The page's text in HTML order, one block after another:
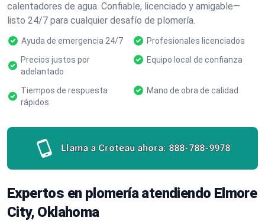
calentadores de agua. Confiable, licenciado y amigable—
listo 24/7 para cualquier desafío de plomería.
Ayuda de emergencia 24/7
Profesionales licenciados
Precios justos por
adelantado
Equipo local de confianza
Tiempos de respuesta
rápidos
Mano de obra de calidad
Llama a Croteau ahora: 888-788-9978
Expertos en plomería atendiendo Elmore
City, Oklahoma